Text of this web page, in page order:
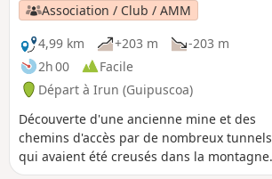
Association / Club / AMM
4,99 km
+203 m
-203 m
2h 00
Facile
Départ à Irun (Guipuscoa)
Découverte d'une ancienne mine et des
chemins d'accès par de nombreux tunnels
qui avaient été creusés dans la montagne.
Le tout situé dans la forêt du parc naturel